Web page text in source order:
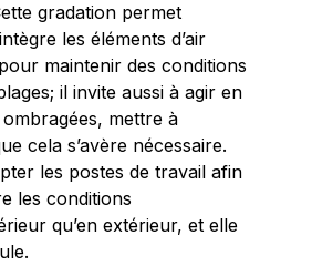
gradation permet
les éléments d’air
maintenir des conditions
il invite aussi à agir en
mettre à
cela s’avère nécessaire.
les postes de travail afin
les conditions
qu’en extérieur, et elle